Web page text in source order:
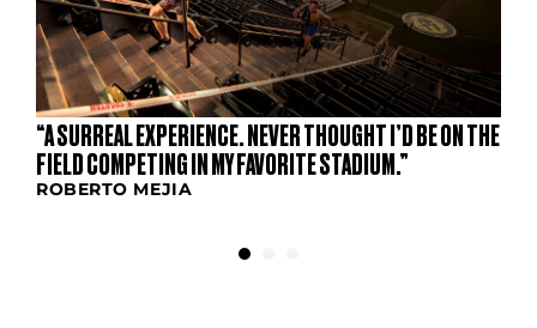
“A SURREAL EXPERIENCE. NEVER THOUGHT I’D BE ON THE
FIELD COMPETING IN MY FAVORITE STADIUM.”
ROBERTO MEJIA